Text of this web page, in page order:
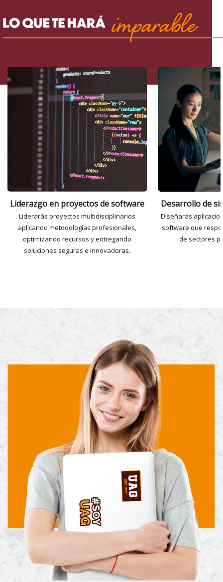
Liderazgo en proyectos de software
Liderarás proyectos multidisciplinarios
aplicando metodologías profesionales,
optimizando recursos y entregando
soluciones seguras e innovadoras.
Desarrollo de
Diseñarás
software que
de sectores